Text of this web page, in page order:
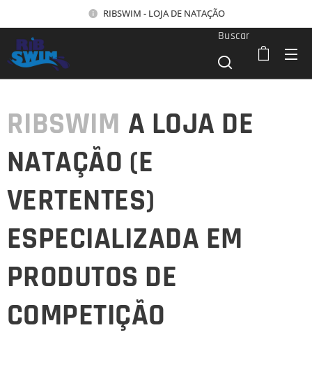
RIBSWIM - LOJA DE NATAÇÃO
Buscar
RIBSWIM A LOJA DE
NATAÇÃO (E
VERTENTES)
ESPECIALIZADA EM
PRODUTOS DE
COMPETIÇÃO